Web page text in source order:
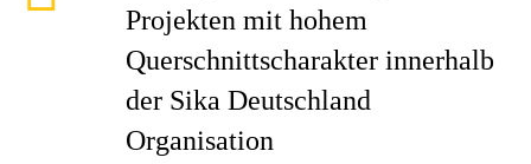
Projekten mit hohem
Querschnittscharakter innerhalb
der Sika Deutschland
Organisation